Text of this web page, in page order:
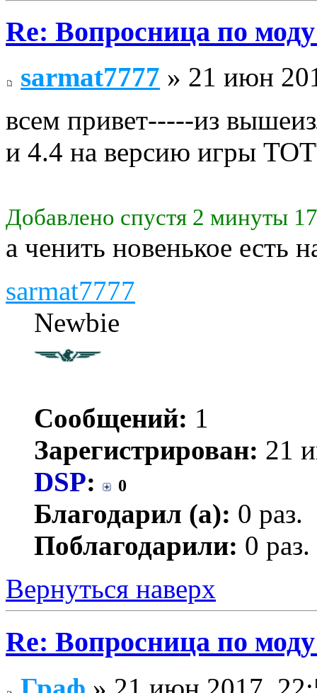
Re: Вопросница по
sarmat7777 » 21 июн
всем привет-----из
и 4.4 на версию игры
Добавлено спустя 2 минуты
а ченить новенькое есть
sarmat7777
Newbie
Сообщений: 1
Зарегистрирован: 21
DSP: 0
Благодарил (а): 0 раз.
Поблагодарили: 0 раз.
Вернуться наверх
Re: Вопросница по